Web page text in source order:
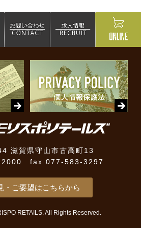
滋賀県守山市古高町13
fax 077-583-3297
・ご要望はこちらから
RETAILS. All Rights Reserved.